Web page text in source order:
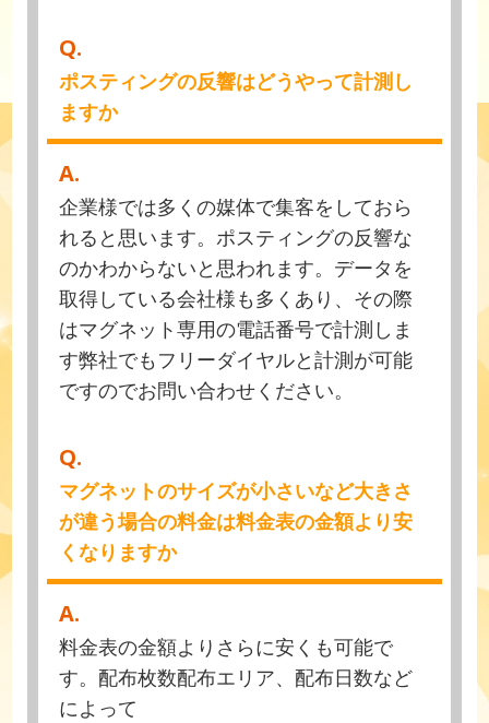
Q.
ポスティングの反響はどうやって計測し
ますか
A.
企業様では多くの媒体で集客をしておら
れると思います。ポスティングの反響な
のかわからないと思われます。データを
取得している会社様も多くあり、その際
はマグネット専用の電話番号で計測しま
す弊社でもフリーダイヤルと計測が可能
ですのでお問い合わせください。
Q.
マグネットのサイズが小さいなど大きさ
が違う場合の料金は料金表の金額より安
くなりますか
A.
料金表の金額よりさらに安くも可能で
す。配布枚数配布エリア、配布日数など
によって